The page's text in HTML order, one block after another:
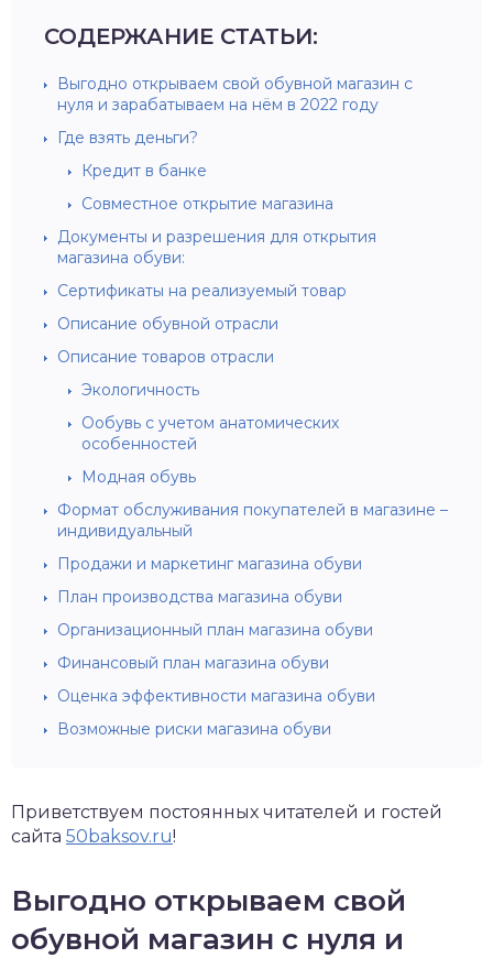
СОДЕРЖАНИЕ СТАТЬИ:
Выгодно открываем свой обувной магазин с
нуля и зарабатываем на нём в 2022 году
Где взять деньги?
Кредит в банке
Совместное открытие магазина
Документы и разрешения для открытия
магазина обуви:
Сертификаты на реализуемый товар
Описание обувной отрасли
Описание товаров отрасли
Экологичность
Ообувь с учетом анатомических
особенностей
Модная обувь
Формат обслуживания покупателей в магазине –
индивидуальный
Продажи и маркетинг магазина обуви
План производства магазина обуви
Организационный план магазина обуви
Финансовый план магазина обуви
Оценка эффективности магазина обуви
Возможные риски магазина обуви
Приветствуем постоянных читателей и гостей
сайта 50baksov.ru!
Выгодно открываем свой
обувной магазин с нуля и